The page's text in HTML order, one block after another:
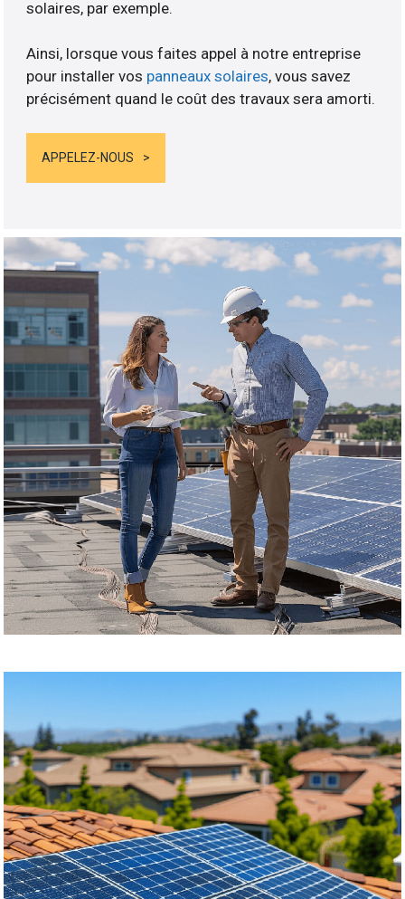
solaires, par exemple.
Ainsi, lorsque vous faites appel à notre entreprise
pour installer vos panneaux solaires, vous savez
précisément quand le coût des travaux sera amorti.
APPELEZ-NOUS